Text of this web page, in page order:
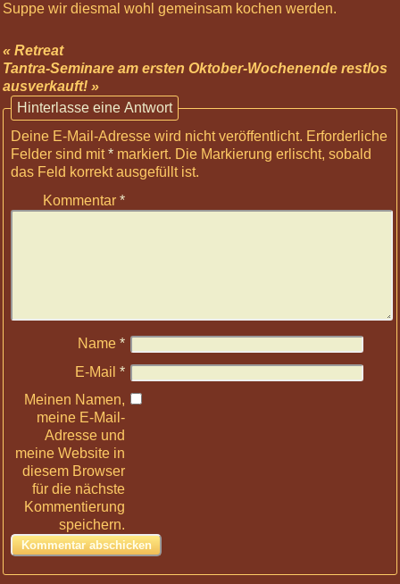
Suppe wir diesmal wohl gemeinsam kochen werden.
« Retreat
Tantra-Seminare am ersten Oktober-Wochenende restlos
ausverkauft! »
Hinterlasse eine Antwort
Deine E-Mail-Adresse wird nicht veröffentlicht. Erforderliche
Felder sind mit* markiert. Die Markierung erlischt, sobald
das Feld korrekt ausgefüllt ist.
Kommentar *
Name *
E-Mail *
Meinen Namen,
meine E-Mail-
Adresse und
meine Website in
diesem Browser
für die nächste
Kommentierung
speichern.